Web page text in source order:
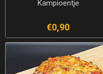
Kampioentje
€0,90